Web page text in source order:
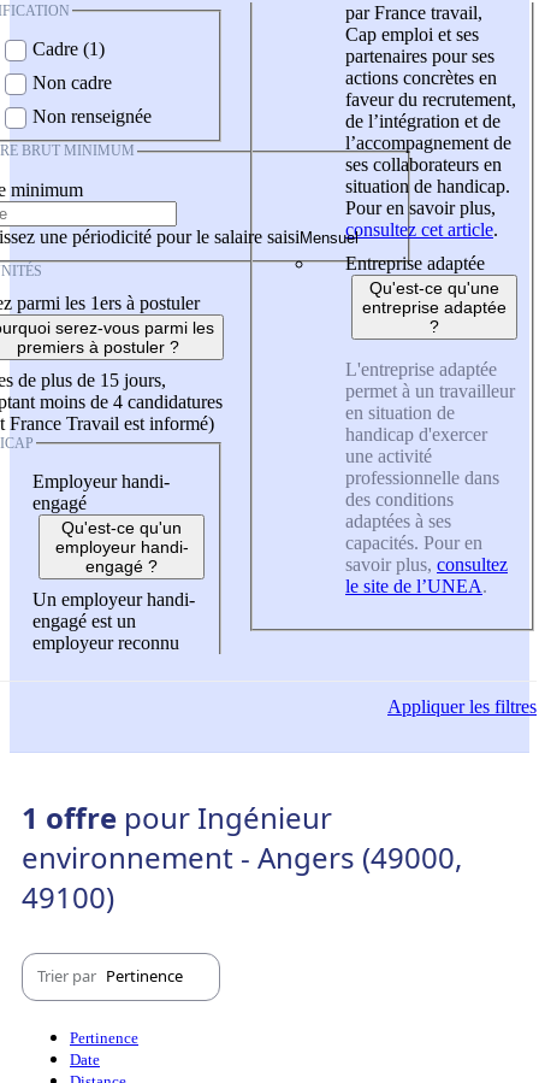
Cadre (1)
Non cadre
Non renseignée
BRUT MINIMUM
minimum
une périodicité pour le salaire saisi
parmi les 1ers à postuler
serez-vous parmi les
premiers à postuler ?
de plus de 15 jours,
moins de 4 candidatures
France Travail est informé)
Employeur handi-
engagé
Qu'est-ce qu'un
employeur handi-
engagé ?
Un employeur handi-
engagé est un
employeur reconnu
par France travail,
Cap emploi et ses
partenaires pour ses
actions concrètes en
faveur du recrutement,
de l’intégration et de
l’accompagnement de
ses collaborateurs en
situation de handicap.
Pour en savoir plus,
consultez cet article.
Entreprise adaptée
Qu'est-ce qu'une
entreprise adaptée
?
L'entreprise adaptée
permet à un travailleur
en situation de
handicap d'exercer
une activité
professionnelle dans
des conditions
adaptées à ses
capacités. Pour en
savoir plus, consultez
le site de l’UNEA.
Appliquerles filtres
1 offre pour Ingénieur
environnement - Angers (49000,
49100)
Trier par Pertinence
Pertinence
Date